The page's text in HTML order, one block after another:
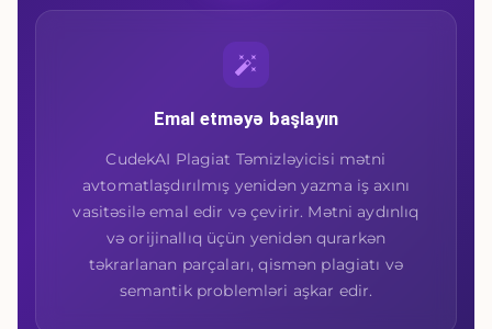
Emal etməyə başlayın
CudekAI Plagiat Təmizləyicisi mətni
avtomatlaşdırılmış yenidən yazma iş axını
vasitəsilə emal edir və çevirir. Mətni aydınlıq
və orijinallıq üçün yenidən qurarkən
təkrarlanan parçaları, qismən plagiatı və
semantik problemləri aşkar edir.